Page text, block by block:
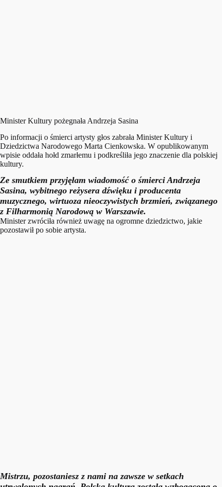
Minister Kultury pożegnała Andrzeja Sasina
Po informacji o śmierci artysty głos zabrała Minister Kultury i
Dziedzictwa Narodowego Marta Cienkowska. W opublikowanym
wpisie oddała hołd zmarłemu i podkreśliła jego znaczenie dla polskiej
kultury.
Ze smutkiem przyjęłam wiadomość o śmierci Andrzeja
Sasina, wybitnego reżysera dźwięku i producenta
muzycznego, wirtuoza nieoczywistych brzmień, związanego
z Filharmonią Narodową w Warszawie.
Minister zwróciła również uwagę na ogromne dziedzictwo, jakie
pozostawił po sobie artysta.
Mistrzu, pozostaniesz z nami na zawsze w setkach